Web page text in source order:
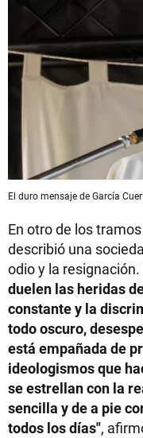
El duro mensaje de García
En otro de los
describió una
odio y la resignación.
duelen las heridas
constante y la
todo oscuro,
está empañada de
ideologismos que
se estrellan con la
sencilla y de a pie
todos los días",